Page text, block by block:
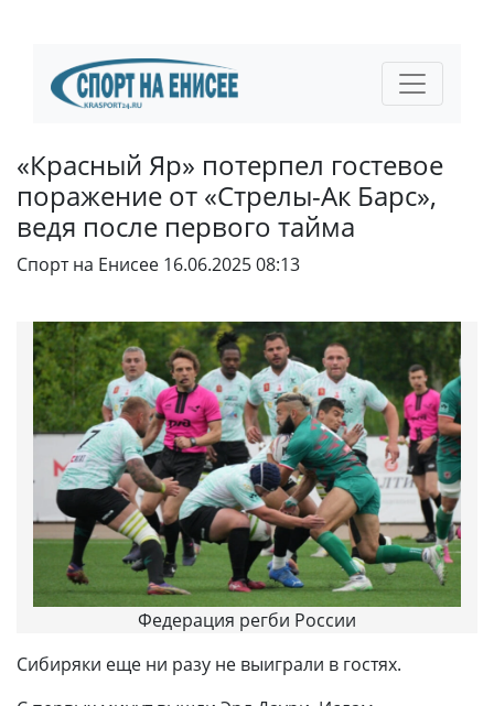
«Красный Яр» потерпел гостевое
поражение от «Стрелы-Ак Барс»,
ведя после первого тайма
Спорт на Енисее 16.06.2025 08:13
Федерация регби России
Сибиряки еще ни разу не выиграли в гостях.